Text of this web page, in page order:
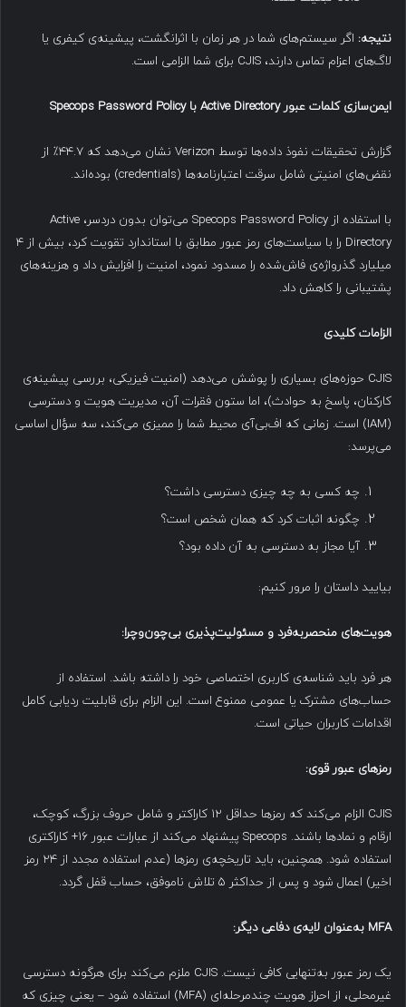
نتیجه: اگر سیستم‌های شما در هر زمان با اثرانگشت، پیشینه‌ی کیفری یا
لاگ‌های اعزام تماس دارند، CJIS برای شما الزامی است.
ایمن‌سازی کلمات عبورActive Directory با Specops Password Policy
گزارش تحقیقات نفوذ داده‌ها توسط Verizon نشان می‌دهد که ۴۴.۷٪ از
نقض‌های امنیتی شامل سرقت اعتبارنامه‌ها (credentials) بوده‌اند.
با استفاده از Specops Password Policy می‌توان بدون دردسر، Active
Directory را با سیاست‌های رمز عبور مطابق با استاندارد تقویت کرد، بیش از ۴
میلیارد گذرواژه‌ی فاش‌شده را مسدود نمود، امنیت را افزایش داد و هزینه‌های
پشتیبانی را کاهش داد.
الزامات کلیدی
CJIS حوزه‌های بسیاری را پوشش می‌دهد (امنیت فیزیکی، بررسی پیشینه‌ی
کارکنان، پاسخ به حوادث)، اما ستون فقرات آن، مدیریت هویت و دسترسی
(IAM) است. زمانی که اف‌بی‌آی محیط شما را ممیزی می‌کند، سه سؤال اساسی
می‌پرسد:
چه کسی به چه چیزی دسترسی داشت؟
چگونه اثبات کرد که همان شخص است؟
آیا مجاز به دسترسی به آن داده بود؟
بیایید داستان را مرور کنیم:
هویت‌های منحصربه‌فرد و مسئولیت‌پذیری بی‌چون‌وچرا:
هر فرد باید شناسه‌ی کاربری اختصاصی خود را داشته باشد. استفاده از
حساب‌های مشترک یا عمومی ممنوع است. این الزام برای قابلیت ردیابی کامل
اقدامات کاربران حیاتی است.
رمزهای عبور قوی:
CJIS الزام می‌کند که رمزها حداقل ۱۲ کاراکتر و شامل حروف بزرگ، کوچک،
ارقام و نمادها باشند. Specops پیشنهاد می‌کند از عبارات عبور ۱۶+ کاراکتری
استفاده شود. همچنین، باید تاریخچه‌ی رمزها (عدم استفاده مجدد از ۲۴ رمز
اخیر) اعمال شود و پس از حداکثر ۵ تلاش ناموفق، حساب قفل گردد.
MFA به‌عنوان لایه‌ی دفاعی دیگر:
یک رمز عبور به‌تنهایی کافی نیست. CJIS ملزم می‌کند برای هرگونه دسترسی
غیرمحلی، از احراز هویت چندمرحله‌ای (MFA) استفاده شود – یعنی چیزی که